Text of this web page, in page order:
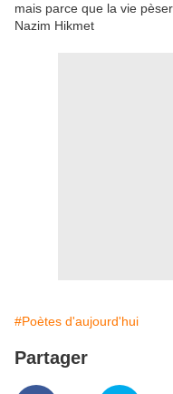
mais parce que la vie
Nazim Hikmet
#Poètes d'aujourd'hui
Partager